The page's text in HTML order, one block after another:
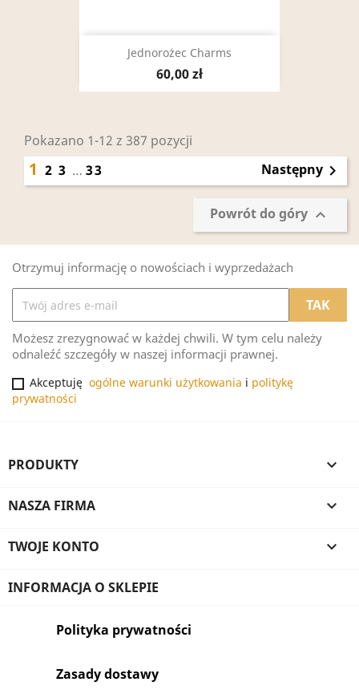
Jednorożec Charms
60,00 zł
Pokazano 1-12 z 387 pozycji
1 2 3 … 33 Następny 
Powrót do góry 
Otrzymuj informację o nowościach i wyprzedażach
Możesz zrezygnować w każdej chwili. W tym celu należy
odnaleźć szczegóły w naszej informacji prawnej.
Akceptuję ogólne warunki użytkowania i politykę
prywatności
PRODUKTY 
NASZA FIRMA 
TWOJE KONTO 
INFORMACJA O SKLEPIE
Polityka prywatności
Zasady dostawy